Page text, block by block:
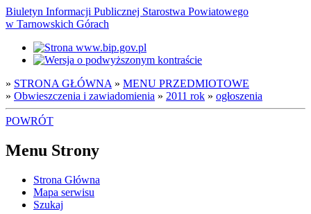
Biuletyn Informacji Publicznej Starostwa Powiatowego
w Tarnowskich Górach
» STRONA GŁÓWNA » MENU PRZEDMIOTOWE
» Obwieszczenia i zawiadomienia » 2011 rok » ogłoszenia
POWRÓT
Menu Strony
Strona Główna
Mapa serwisu
Szukaj